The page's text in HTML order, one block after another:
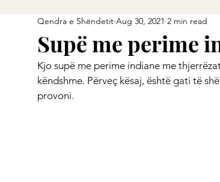
Supë me perime
Qendra e Shëndetit Aug 30, 2021 2 min read
Kjo supë me perime indiane me
këndshme. Përveç kësaj, është gati të
provoni.